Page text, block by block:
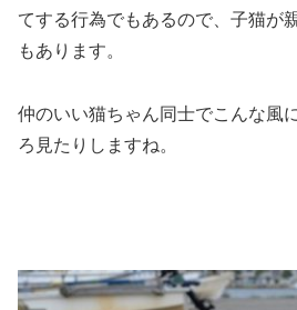
てする行為でもあるので、子猫が
もあります。
仲のいい猫ちゃん同士でこんな風
ろ見たりしますね。